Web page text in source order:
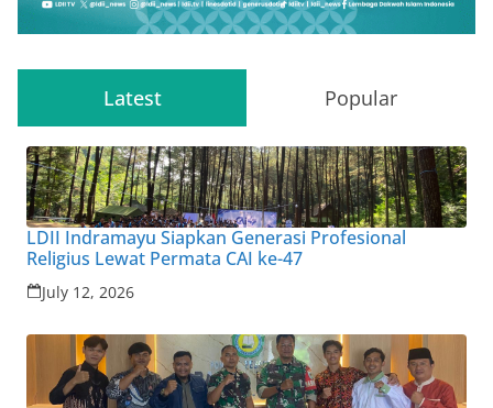
Latest Popular
LDII Indramayu Siapkan Generasi Profesional
Religius Lewat Permata CAI ke-47
July 12, 2026